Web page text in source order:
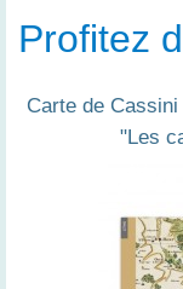
Profitez
Carte de
"Les